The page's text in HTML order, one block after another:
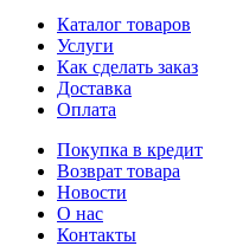
Каталог товаров
Услуги
Как сделать заказ
Доставка
Оплата
Покупка в кредит
Возврат товара
Новости
О нас
Контакты